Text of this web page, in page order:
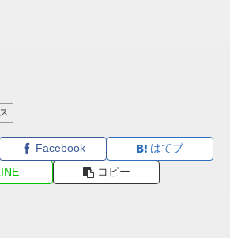
Facebook
はてブ
コピー